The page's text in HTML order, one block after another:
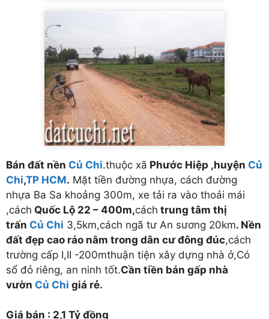
Bán đất nền Củ Chi.thuộc xã Phước Hiệp ,huyện Củ
Chi,TP HCM. Mặt tiền đường nhựa, cách đường
nhựa Ba Sa khoảng 300m, xe tải ra vào thoải mái
,cách Quốc Lộ 22 – 400m,cách trung tâm thị
trấn Củ Chi 3,5km,cách ngã tư An sương 20km. Nền
đất đẹp cao ráo nằm trong dân cư đông đúc,cách
trường cấp I,II -200mthuận tiện xây dựng nhà ở,Có
sổ đỏ riêng, an ninh tốt.Cần tiền bán gấp nhà
vườn Củ Chi giá rẻ.
Giá bán : 2,1 Tỷ đồng